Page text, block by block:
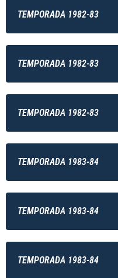
TEMPORADA 1982-83
TEMPORADA 1982-83
TEMPORADA 1982-83
TEMPORADA 1983-84
TEMPORADA 1983-84
TEMPORADA 1983-84